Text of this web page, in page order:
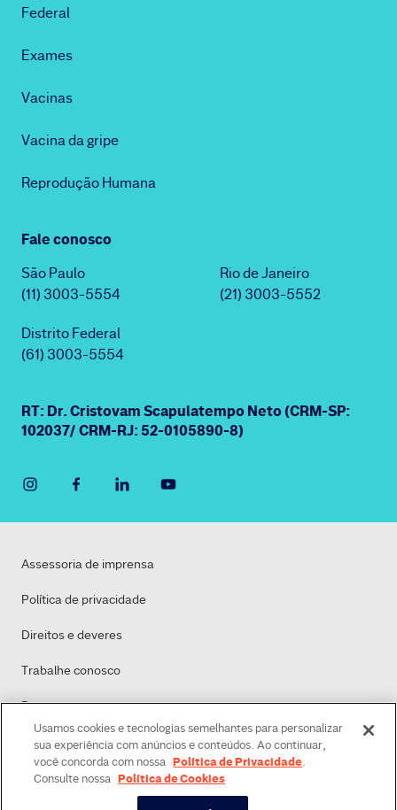
Federal
Exames
Vacinas
Vacina da gripe
Reprodução Humana
Fale conosco
São Paulo
(11) 3003-5554
Rio de Janeiro
(21) 3003-5552
Distrito Federal
(61) 3003-5554
RT: Dr. Cristovam Scapulatempo Neto (CRM-SP:
102037/ CRM-RJ: 52-0105890-8)
Assessoria de imprensa
Política de privacidade
Direitos e deveres
Trabalhe conosco
Dasa
Política de Cookies
Usamos cookies e tecnologias semelhantes para personalizar
sua experiência com anúncios e conteúdos. Ao continuar,
você concorda com nossa Política de Privacidade.
Consulte nossa Política de Cookies